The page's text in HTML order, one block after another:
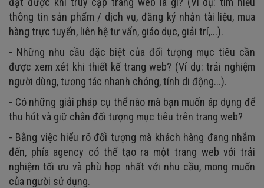
thông tin sản phẩm / dịch vụ, đăng ký nhận tài liệu, mua
hàng trực tuyến, liên hệ tư vấn, giáo dục, giải trí,...).
- Những nhu cầu đặc biệt của đối tượng mục tiêu cần
được xem xét khi thiết kế trang web? (Ví dụ: trải nghiệm
người dùng, tương tác nhanh chóng, tính di động...).
- Có những giải pháp cụ thể nào mà bạn muốn áp dụng để
thu hút và giữ chân đối tượng mục tiêu trên trang web?
- Bằng việc hiểu rõ đối tượng mà khách hàng đang nhắm
đến, phía agency có thể tạo ra một trang web với trải
nghiệm tối ưu và phù hợp nhất với nhu cầu, mong muốn
của người sử dụng.